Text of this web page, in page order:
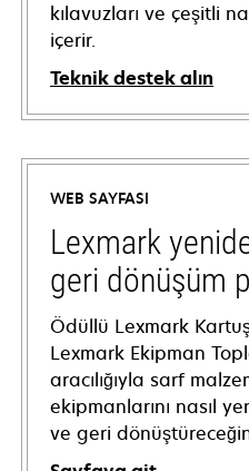
kılavuzları ve çeşitli
içerir.
Teknik destek alın
opens
in
new
tab
WEB SAYFASI
Lexmark
geri dönüşüm
Ödüllü Lexmark
Lexmark Ekipman
aracılığıyla sarf
ekipmanlarını nasıl
ve geri